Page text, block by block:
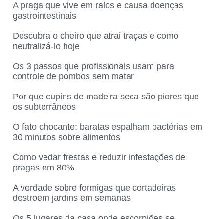
A praga que vive em ralos e causa doenças
gastrointestinais
Descubra o cheiro que atrai traças e como
neutralizá-lo hoje
Os 3 passos que profissionais usam para
controle de pombos sem matar
Por que cupins de madeira seca são piores que
os subterrâneos
O fato chocante: baratas espalham bactérias em
30 minutos sobre alimentos
Como vedar frestas e reduzir infestações de
pragas em 80%
A verdade sobre formigas que cortadeiras
destroem jardins em semanas